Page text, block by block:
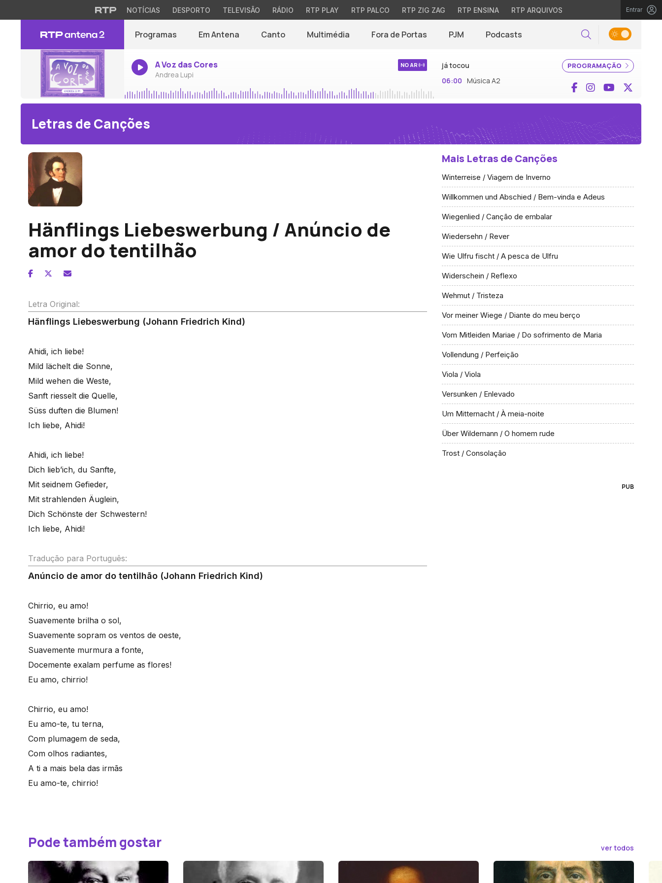
NOTÍCIAS DESPORTO TELEVISÃO RÁDIO RTP PLAY RTP PALCO RTP ZIG ZAG RTP ENSINA RTP ARQUIVOS Entrar
Programas Em Antena Canto Multimédia Fora de Portas PJM Podcasts Pesquisar
A Voz das Cores
Andrea Lupi
NO AR PROGRAMAÇÃO
já tocou
06:00 Música A2 Facebook
InstagramYouTube
Letras de Canções
Hänflings Liebeswerbung / Anúncio de
amor do tentilhão
Letra Original:
Hänflings Liebeswerbung (Johann Friedrich Kind)
Ahidi, ich liebe!
Mild lächelt die Sonne,
Mild wehen die Weste,
Sanft riesselt die Quelle,
Süss duften die Blumen!
Ich liebe, Ahidi!
Ahidi, ich liebe!
Dich lieb’ich, du Sanfte,
Mit seidnem Gefieder,
Mit strahlenden Äuglein,
Dich Schönste der Schwestern!
Ich liebe, Ahidi!
Tradução para Português:
Anúncio de amor do tentilhão (Johann Friedrich Kind)
Chirrio, eu amo!
Suavemente brilha o sol,
Suavemente sopram os ventos de oeste,
Suavemente murmura a fonte,
Docemente exalam perfume as flores!
Eu amo, chirrio!
Chirrio, eu amo!
Eu amo-te, tu terna,
Com plumagem de seda,
Com olhos radiantes,
A ti a mais bela das irmãs
Eu amo-te, chirrio!
Mais Letras de Canções
Winterreise / Viagem de Inverno
Willkommen und Abschied / Bem-vinda e Adeus
Wiegenlied / Canção de embalar
Wiedersehn / Rever
Wie Ulfru fischt / A pesca de Ulfru
Widerschein / Reflexo
Wehmut / Tristeza
Vor meiner Wiege / Diante do meu berço
Vom Mitleiden Mariae / Do sofrimento de Maria
Vollendung / Perfeição
Viola / Viola
Versunken / Enlevado
Um Mitternacht / À meia-noite
Über Wildemann / O homem rude
Trost / Consolação
PUB
Pode também gostar ver todos